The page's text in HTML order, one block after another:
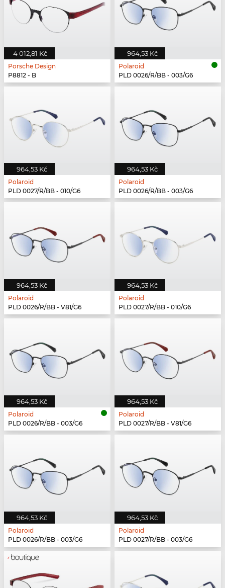
4 012,81 Kč
Porsche Design
P8812 - B
964,53 Kč
Polaroid
PLD 0026/R/BB - 003/G6
964,53 Kč
Polaroid
PLD 0027/R/BB - 010/G6
964,53 Kč
Polaroid
PLD 0026/R/BB - 003/G6
964,53 Kč
Polaroid
PLD 0026/R/BB - V81/G6
964,53 Kč
Polaroid
PLD 0027/R/BB - 010/G6
964,53 Kč
Polaroid
PLD 0026/R/BB - 003/G6
964,53 Kč
Polaroid
PLD 0027/R/BB - V81/G6
964,53 Kč
Polaroid
PLD 0026/R/BB - 003/G6
964,53 Kč
Polaroid
PLD 0027/R/BB - 003/G6